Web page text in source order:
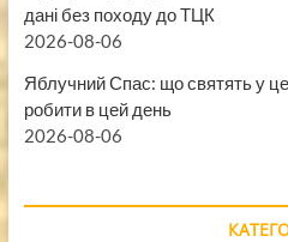
дані без походу до ТЦК
2026-08-06
Яблучний Спас: що святять у
робити в цей день
2026-08-06